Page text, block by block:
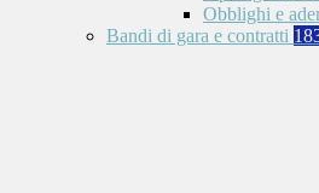
Obblighi e
Bandi di gara e contratti